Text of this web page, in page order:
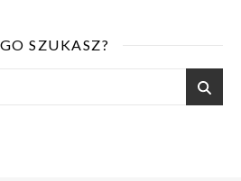
SZUKASZ?